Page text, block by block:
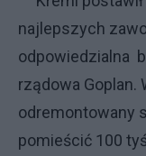
najlepszych
odpowiedzialna
rządowa Goplan.
odremontowany
pomieścić 100